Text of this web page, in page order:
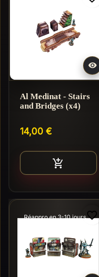

Al Medinat - Stairs
and Bridges (x4)
14,00 €

Réappro en 3-10 joursfavorite_border